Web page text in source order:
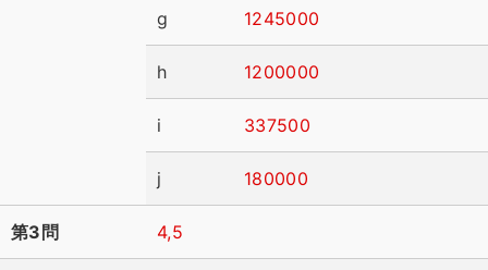
g 1245000
h 1200000
i 337500
j 180000
第3問 4,5